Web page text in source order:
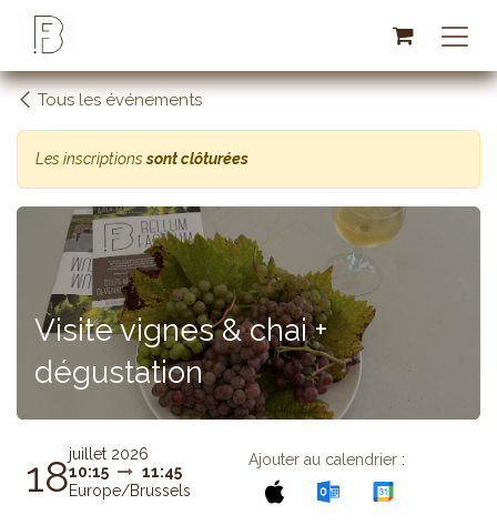
Se rendre au contenu
Tous les événements
Les inscriptionssont clôturées
Visite vignes & chai +
dégustation
18juillet 2026
10:15
11:45
Europe/Brussels
Ajouter au calendrier :